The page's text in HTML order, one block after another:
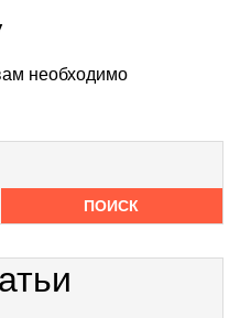
необходимо
ПОИСК